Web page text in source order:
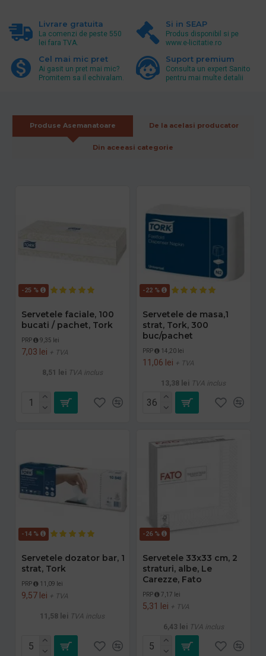
Livrare gratuita
La comenzi de peste 550
lei fara TVA.
Si in SEAP
Produs disponibil si pe
www.e-licitatie.ro
Cel mai mic pret
Ai gasit un pret mai mic?
Promitem sa il echivalam.
Suport premium
Consulta un expert Sanito
pentru mai multe detalii
Produse Asemanatoare De la acelasi producator
Din aceeasi categorie
-25 %
Servetele faciale, 100
bucati / pachet, Tork
PRP 9,35 lei
7,03 lei + TVA
8,51 lei TVA inclus
-22 %
Servetele de masa,1
strat, Tork, 300
buc/pachet
PRP 14,20 lei
11,06 lei + TVA
13,38 lei TVA inclus
-14 %
Servetele dozator bar, 1
strat, Tork
PRP 11,09 lei
9,57 lei + TVA
11,58 lei TVA inclus
-26 %
Servetele 33x33 cm, 2
straturi, albe, Le
Carezze, Fato
PRP 7,17 lei
5,31 lei + TVA
6,43 lei TVA inclus